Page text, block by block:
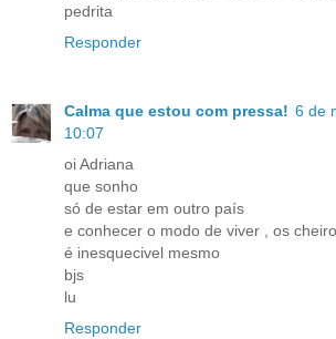
pedrita
Responder
Calma que estou com pressa! 6 de
10:07
oi Adriana
que sonho
só de estar em outro país
e conhecer o modo de viver , os
é inesquecivel mesmo
bjs
lu
Responder